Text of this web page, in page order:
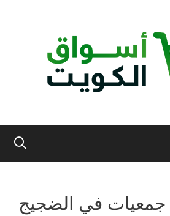
في الضجيج